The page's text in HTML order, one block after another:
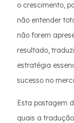
o crescimento,
não entender
não forem
resultado,
estratégia
sucesso no
Esta postagem
quais a